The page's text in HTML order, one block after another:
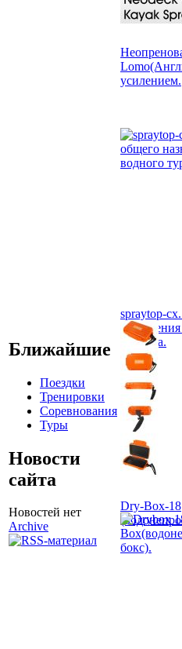
Ближайшие
Поездки
Тренировки
Соревнования
Туры
Новости
сайта
Новостей нет
Archive
усилением.
spraytop-
туризма.
Dry-Box-18